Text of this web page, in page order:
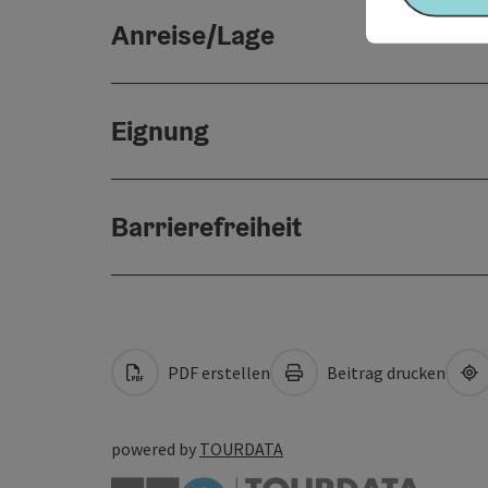
Anreise/Lage
Eignung
Barrierefreiheit
PDF erstellen Beitrag drucken
powered by TOURDATA